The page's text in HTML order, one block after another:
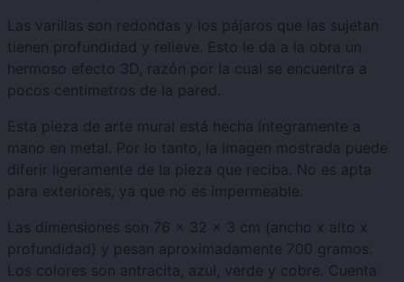
Las varillas son redondas y los pájaros que las sujetan
tienen profundidad y relieve. Esto le da a la obra un
hermoso efecto 3D, razón por la cual se encuentra a
pocos centímetros de la pared.
Esta pieza de arte mural está hecha íntegramente a
mano en metal. Por lo tanto, la imagen mostrada puede
diferir ligeramente de la pieza que reciba. No es apta
para exteriores, ya que no es impermeable.
Las dimensiones son 76 x 32 x 3 cm (ancho x alto x
profundidad) y pesan aproximadamente 700 gramos.
Los colores son antracita, azul, verde y cobre. Cuenta